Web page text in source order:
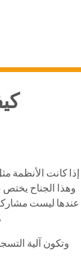
إذا كانت الأنظمة
وهذا الجناح يختص
عندها ليست
وتكون آلية